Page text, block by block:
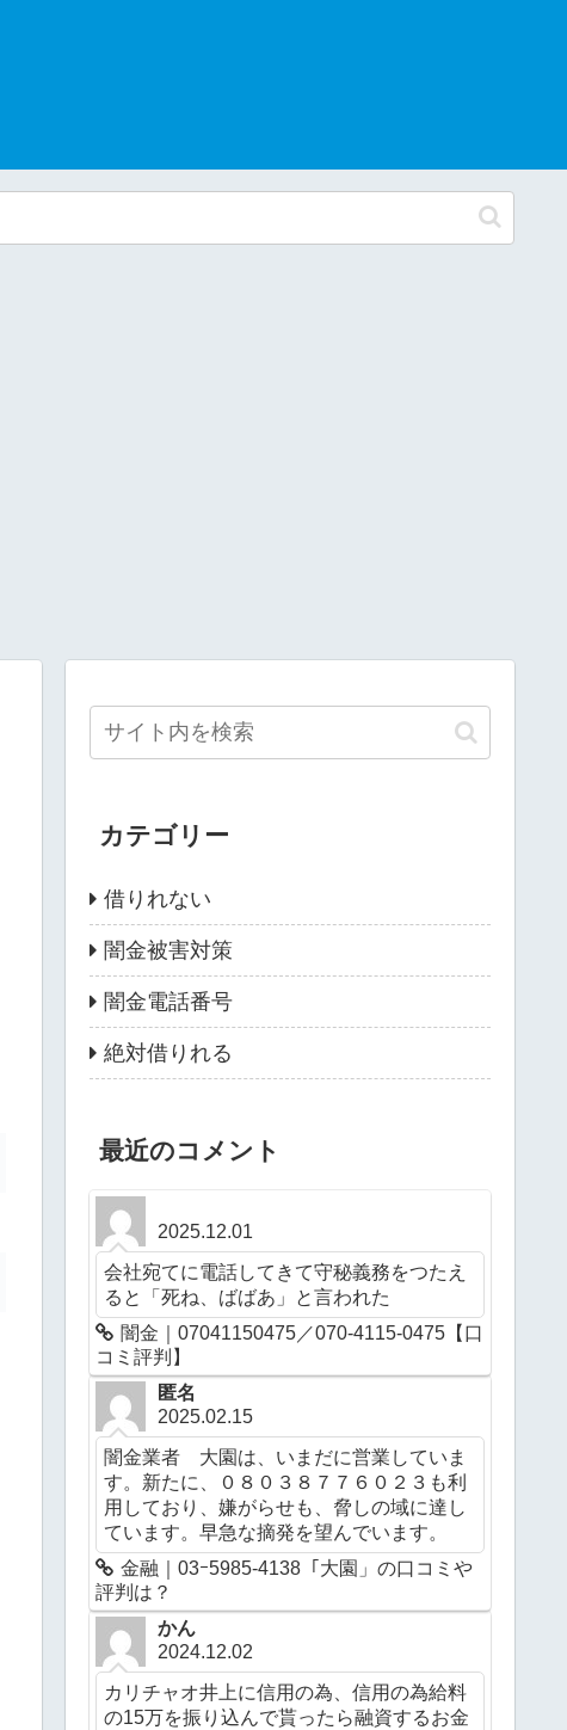
カテゴリー
借りれない
闇金被害対策
闇金電話番号
絶対借りれる
最近のコメント
2025.12.01
会社宛てに電話してきて守秘義務をつたえ
ると「死ね、ばばあ」と言われた
闇金｜07041150475／070-4115-0475【口
コミ評判】
匿名
2025.02.15
闇金業者 大園は、いまだに営業していま
す。新たに、０８０３８７７６０２３も利
用しており、嫌がらせも、脅しの域に達し
ています。早急な摘発を望んでいます。
金融｜03ｰ5985-4138「大園」の口コミや
評判は？
かん
2024.12.02
カリチャオ井上に信用の為、信用の為給料
の15万を振り込んで貰ったら融資するお金